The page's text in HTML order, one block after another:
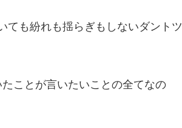
ても紛れも揺らぎもしないダントツ
ことが言いたいことの全てなの